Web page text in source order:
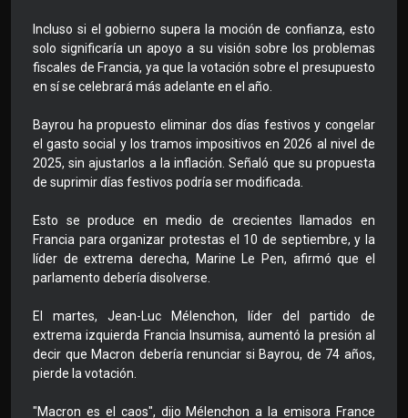
Incluso si el gobierno supera la moción de confianza, esto
solo significaría un apoyo a su visión sobre los problemas
fiscales de Francia, ya que la votación sobre el presupuesto
en sí se celebrará más adelante en el año.
Bayrou ha propuesto eliminar dos días festivos y congelar
el gasto social y los tramos impositivos en 2026 al nivel de
2025, sin ajustarlos a la inflación. Señaló que su propuesta
de suprimir días festivos podría ser modificada.
Esto se produce en medio de crecientes llamados en
Francia para organizar protestas el 10 de septiembre, y la
líder de extrema derecha, Marine Le Pen, afirmó que el
parlamento debería disolverse.
El martes, Jean-Luc Mélenchon, líder del partido de
extrema izquierda Francia Insumisa, aumentó la presión al
decir que Macron debería renunciar si Bayrou, de 74 años,
pierde la votación.
"Macron es el caos", dijo Mélenchon a la emisora France